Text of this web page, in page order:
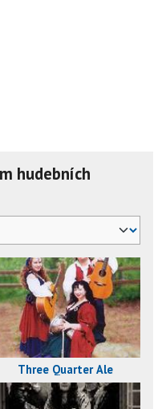
hudebních
Three Quarter Ale